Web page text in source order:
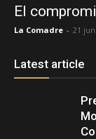
El
La Comadre - 21
Latest article